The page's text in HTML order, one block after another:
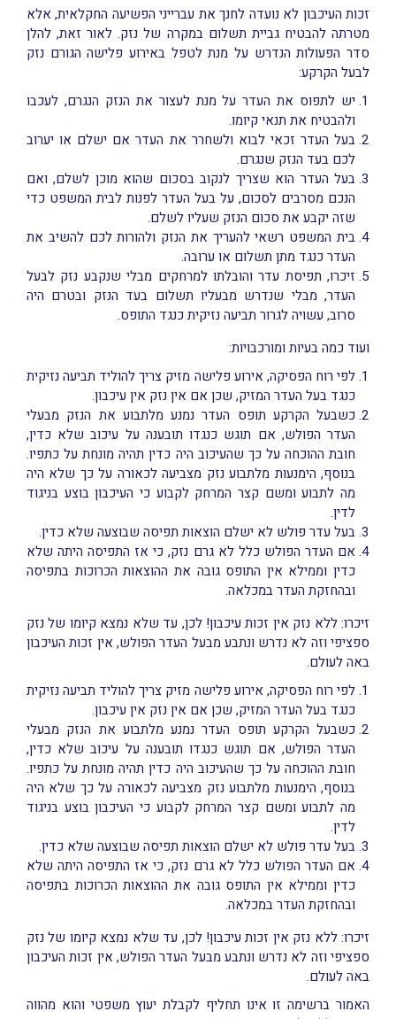
זכות העיכבון לא נועדה לחנך את עברייני הפשיעה החקלאית, אלא
מטרתה להבטיח גביית תשלום במקרה של נזק. לאור זאת, להלן
סדר הפעולות הנדרש על מנת לטפל באירוע פלישה הגורם נזק
לבעל הקרקע:
יש לתפוס את העדר על מנת לעצור את הנזק הנגרם, לעכבו
ולהבטיח את תנאי קיומו.
בעל העדר זכאי לבוא ולשחרר את העדר אם ישלם או יערוב
לכם בעד הנזק שנגרם.
בעל העדר הוא שצריך לנקוב בסכום שהוא מוכן לשלם, ואם
הנכם מסרבים לסכום, על בעל העדר לפנות לבית המשפט כדי
שזה יקבע את סכום הנזק שעליו לשלם.
בית המשפט רשאי להעריך את הנזק ולהורות לכם להשיב את
העדר כנגד מתן תשלום או ערובה.
זיכרו, תפיסת עדר והובלתו למרחקים מבלי שנקבע נזק לבעל
העדר, מבלי שנדרש מבעליו תשלום בעד הנזק ובטרם היה
סרוב, עשויה לגרור תביעה נזיקית כנגד התופס.
ועוד כמה בעיות ומורכבויות:
לפי רוח הפסיקה, אירוע פלישה מזיק צריך להוליד תביעה נזיקית
כנגד בעל העדר המזיק, שכן אם אין נזק אין עיכבון.
כשבעל הקרקע תופס העדר נמנע מלתבוע את הנזק מבעלי
העדר הפולש, אם תוגש כנגדו תובענה על עיכוב שלא כדין,
חובת ההוכחה על כך שהעיכוב היה כדין תהיה מונחת על כתפיו.
בנוסף, הימנעות מלתבוע נזק מצביעה לכאורה על כך שלא היה
מה לתבוע ומשם קצר המרחק לקבוע כי העיכבון בוצע בניגוד
לדין.
בעל עדר פולש לא ישלם הוצאות תפיסה שבוצעה שלא כדין.
אם העדר הפולש כלל לא גרם נזק, כי אז התפיסה היתה שלא
כדין וממילא אין התופס גובה את ההוצאות הכרוכות בתפיסה
ובהחזקת העדר במכלאה.
זיכרו: ללא נזק אין זכות עיכבון! לכן, עד שלא נמצא קיומו של נזק
ספציפי וזה לא נדרש ונתבע מבעל העדר הפולש, אין זכות העיכבון
באה לעולם.
לפי רוח הפסיקה, אירוע פלישה מזיק צריך להוליד תביעה נזיקית
כנגד בעל העדר המזיק, שכן אם אין נזק אין עיכבון.
כשבעל הקרקע תופס העדר נמנע מלתבוע את הנזק מבעלי
העדר הפולש, אם תוגש כנגדו תובענה על עיכוב שלא כדין,
חובת ההוכחה על כך שהעיכוב היה כדין תהיה מונחת על כתפיו.
בנוסף, הימנעות מלתבוע נזק מצביעה לכאורה על כך שלא היה
מה לתבוע ומשם קצר המרחק לקבוע כי העיכבון בוצע בניגוד
לדין.
בעל עדר פולש לא ישלם הוצאות תפיסה שבוצעה שלא כדין.
אם העדר הפולש כלל לא גרם נזק, כי אז התפיסה היתה שלא
כדין וממילא אין התופס גובה את ההוצאות הכרוכות בתפיסה
ובהחזקת העדר במכלאה.
זיכרו: ללא נזק אין זכות עיכבון! לכן, עד שלא נמצא קיומו של נזק
ספציפי וזה לא נדרש ונתבע מבעל העדר הפולש, אין זכות העיכבון
באה לעולם.
האמור ברשימה זו אינו תחליף לקבלת יעוץ משפטי והוא מהווה